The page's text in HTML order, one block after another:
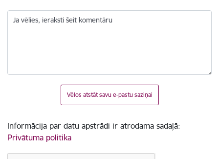
Ja vēlies, ieraksti šeit komentāru
Vēlos atstāt savu e-pastu saziņai
Informācija par datu apstrādi ir atrodama sadaļā:
Privātuma politika